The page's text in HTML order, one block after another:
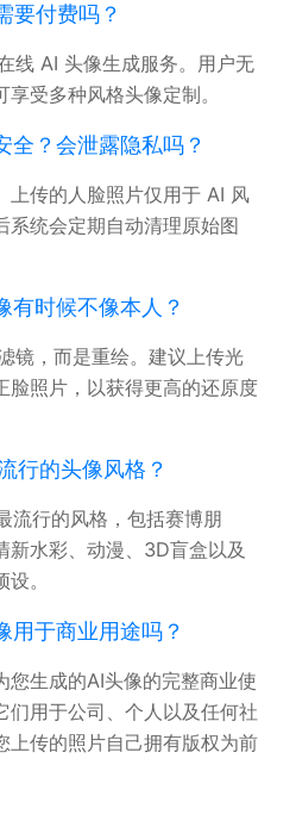
要付费吗？
线 AI 头像生成服务。用户无
受多种风格头像定制。
全？会泄露隐私吗？
上传的人脸照片仅用于 AI 风
系统会定期自动清理原始图
有时候不像本人？
镜，而是重绘。建议上传光
脸照片，以获得更高的还原度
行的头像风格？
流行的风格，包括赛博朋
新水彩、动漫、3D盲盒以及
。
用于商业用途吗？
您生成的AI头像的完整商业使
们用于公司、个人以及任何社
上传的照片自己拥有版权为前